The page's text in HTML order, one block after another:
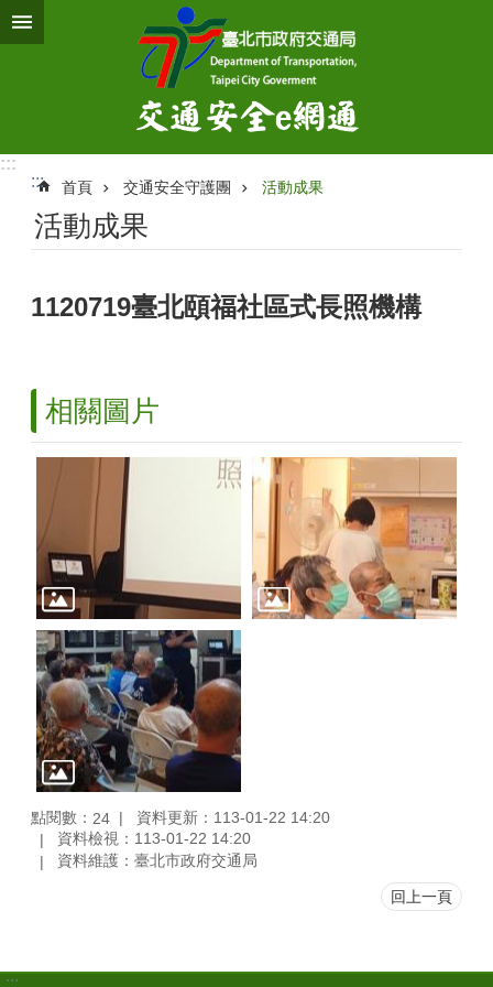
跳到主要內容區塊
:::
:::
首頁 交通安全守護團 活動成果
活動成果
1120719臺北頤福社區式長照機構
相關圖片
點閱數： 24
資料更新：113-01-22 14:20
資料檢視：113-01-22 14:20
資料維護：臺北市政府交通局
回上一頁